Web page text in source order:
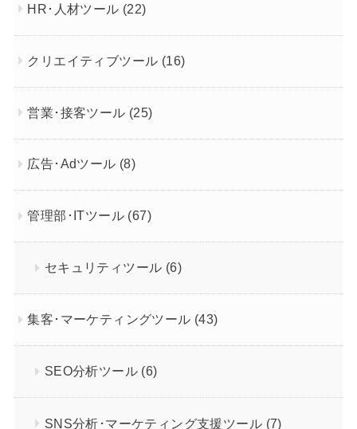
HR･人材ツール (22)
クリエイティブツール (16)
営業･接客ツール (25)
広告･Adツール (8)
管理部･ITツール (67)
セキュリティツール (6)
集客･マーケティングツール (43)
SEO分析ツール (6)
SNS分析･マーケティング支援ツール (7)